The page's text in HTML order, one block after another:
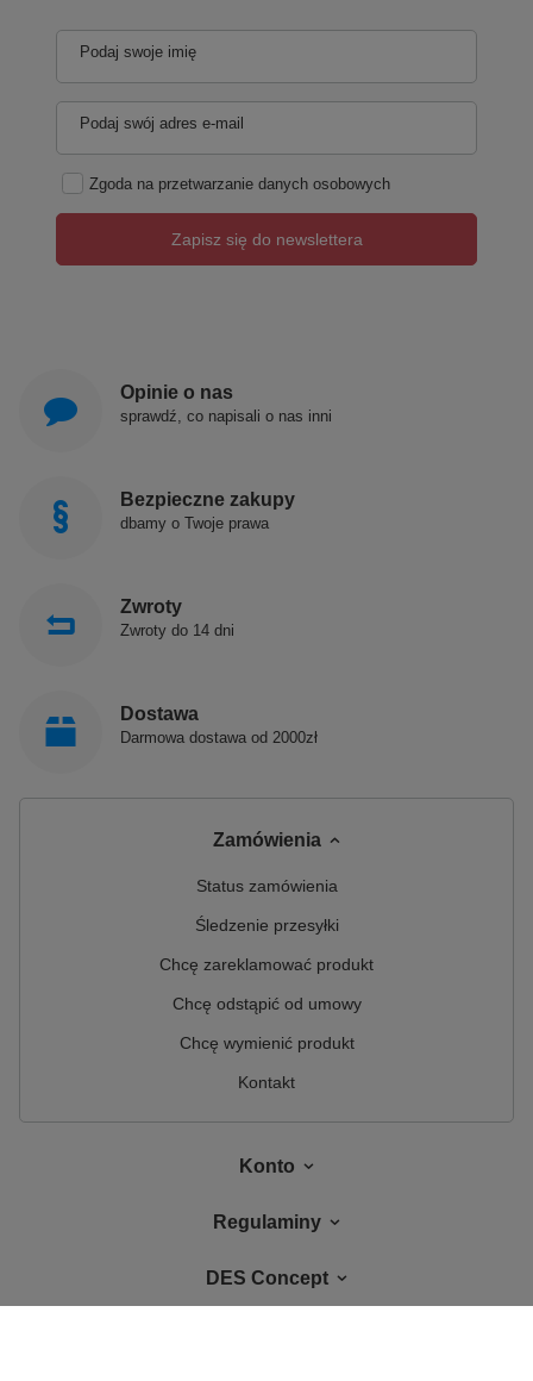
Podaj swoje imię
Podaj swój adres e-mail
Zgoda na przetwarzanie danych osobowych
Zapisz się do newslettera
Opinie o nas
sprawdź, co napisali o nas inni
Bezpieczne zakupy
dbamy o Twoje prawa
Zwroty
Zwroty do 14 dni
Dostawa
Darmowa dostawa od 2000zł
Zamówienia
Status zamówienia
Śledzenie przesyłki
Chcę zareklamować produkt
Chcę odstąpić od umowy
Chcę wymienić produkt
Kontakt
Konto
Regulaminy
DES Concept